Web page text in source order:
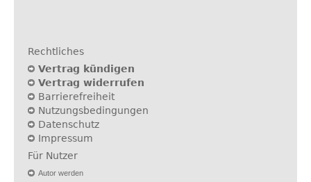
Rechtliches
Vertrag kündigen
Vertrag widerrufen
Barrierefreiheit
Nutzungsbedingungen
Datenschutz
Impressum
Für Nutzer
Autor werden